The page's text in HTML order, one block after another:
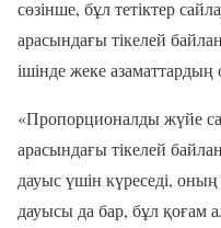
сөзінше, бұл тетіктер
арасындағы тікелей
ішінде жеке азаматтардың
«Пропорционалды жүйе
арасындағы тікелей
дауыс үшін күреседі, оның
дауысы да бар, бұл қоғам